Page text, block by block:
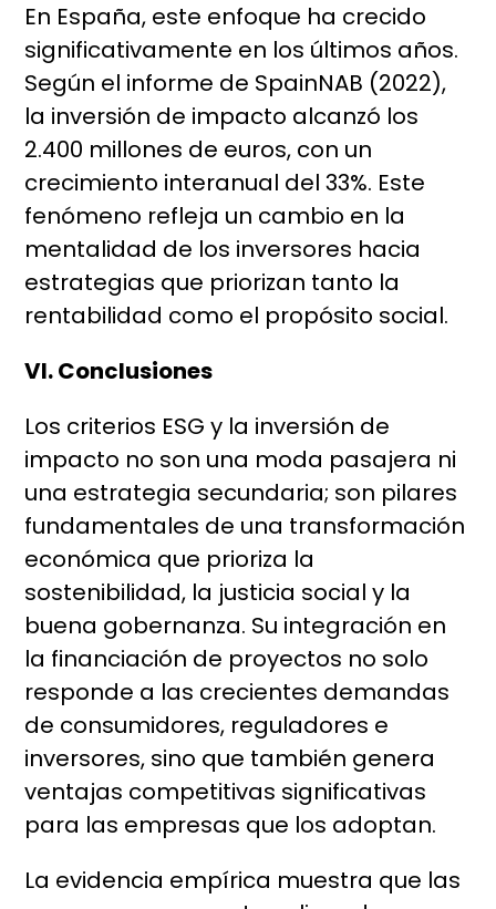
En España, este enfoque ha crecido
significativamente en los últimos años.
Según el informe de SpainNAB (2022),
la inversión de impacto alcanzó los
2.400 millones de euros, con un
crecimiento interanual del 33%. Este
fenómeno refleja un cambio en la
mentalidad de los inversores hacia
estrategias que priorizan tanto la
rentabilidad como el propósito social.
VI. Conclusiones
Los criterios ESG y la inversión de
impacto no son una moda pasajera ni
una estrategia secundaria; son pilares
fundamentales de una transformación
económica que prioriza la
sostenibilidad, la justicia social y la
buena gobernanza. Su integración en
la financiación de proyectos no solo
responde a las crecientes demandas
de consumidores, reguladores e
inversores, sino que también genera
ventajas competitivas significativas
para las empresas que los adoptan.
La evidencia empírica muestra que las